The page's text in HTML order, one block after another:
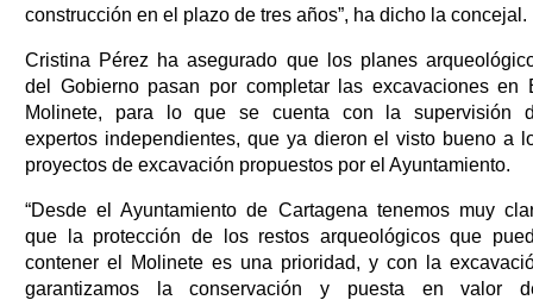
construcción en el plazo de tres años”, ha dicho la concejal.
Cristina Pérez ha asegurado que los planes
del Gobierno pasan por completar las excavaciones en
Molinete, para lo que se cuenta con la supervisión
expertos independientes, que ya dieron el visto bueno a
proyectos de excavación propuestos por el Ayuntamiento.
“Desde el Ayuntamiento de Cartagena tenemos muy
que la protección de los restos arqueológicos que
contener el Molinete es una prioridad, y con la
garantizamos la conservación y puesta en valor